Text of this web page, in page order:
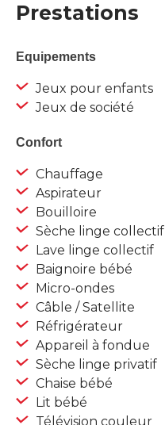
Prestations
Equipements
Jeux pour enfants
Jeux de société
Confort
Chauffage
Aspirateur
Bouilloire
Sèche linge collectif
Lave linge collectif
Baignoire bébé
Micro-ondes
Câble / Satellite
Réfrigérateur
Appareil à fondue
Sèche linge privatif
Chaise bébé
Lit bébé
Télévision couleur